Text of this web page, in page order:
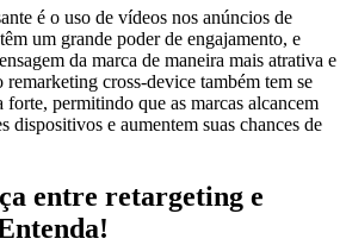
é o uso de vídeos nos anúncios de
um grande poder de engajamento, e
da marca de maneira mais atrativa e
cross-device também tem se
forte, permitindo que as marcas alcancem
dispositivos e aumentem suas chances de
entre retargeting e